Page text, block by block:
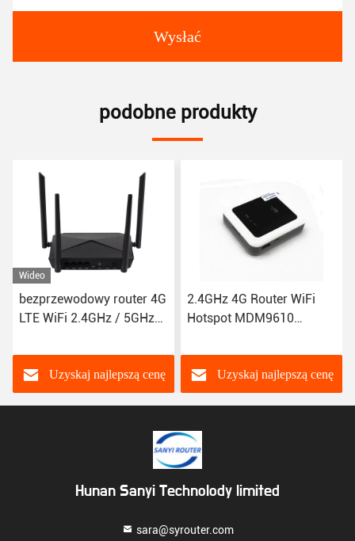
Wysłać
podobne produkty
2.4GHz 4G Router WiFi
Hotspot MDM9610
EDGE UMTS FDD-LTE
Uzyskaj najlepszą cenę
Elastyczny 300Mbps 4G
LTE WiFi Router Wysokiej
2G / 3G / 4G
Uzyskaj najlepszą cenę
Hunan Sanyi Technolody limited
sara@syrouter.com